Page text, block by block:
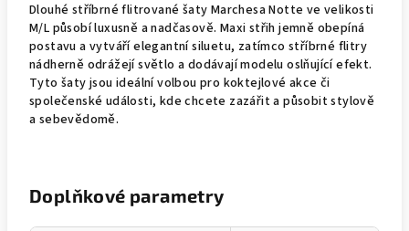
Dlouhé stříbrné flitrované šaty Marchesa Notte ve velikosti
M/L působí luxusně a nadčasově. Maxi střih jemně obepíná
postavu a vytváří elegantní siluetu, zatímco stříbrné flitry
nádherně odrážejí světlo a dodávají modelu oslňující efekt.
Tyto šaty jsou ideální volbou pro koktejlové akce či
společenské události, kde chcete zazářit a působit stylově
a sebevědomě.
Doplňkové parametry